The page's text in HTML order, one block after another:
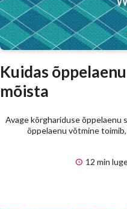
Kuidas
mõista
Avage kõrghariduse õppelaenu
õppelaenu võtmine
12 min